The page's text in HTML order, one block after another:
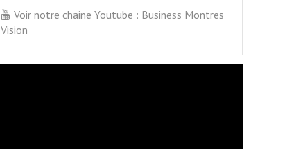
Voir notre chaine Youtube : Business Montres
Vision